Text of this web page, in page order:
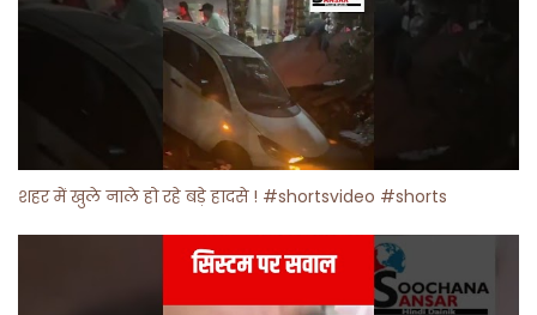
शहर में खुले नाले हो रहे बड़े हादसे ! #shortsvideo #shorts